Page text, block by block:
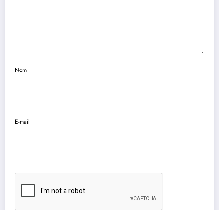
Nom
E-mail